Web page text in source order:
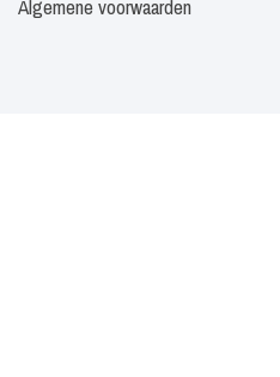
Algemene voorwaarden